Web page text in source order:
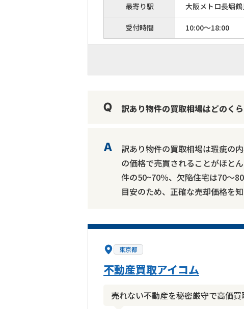
最寄り駅 大阪メトロ長堀鶴
受付時間 10:00～18:00
訳あり物件の買取相場はどのく
訳あり物件の買取相場は瑕疵の
の価格で売買されることがほと
件の50~70％、欠陥住宅は70～
目安のため、正確な売却価格を
東京都
不動産買取アイコム
売れない不動産を秘密厳守で高価買